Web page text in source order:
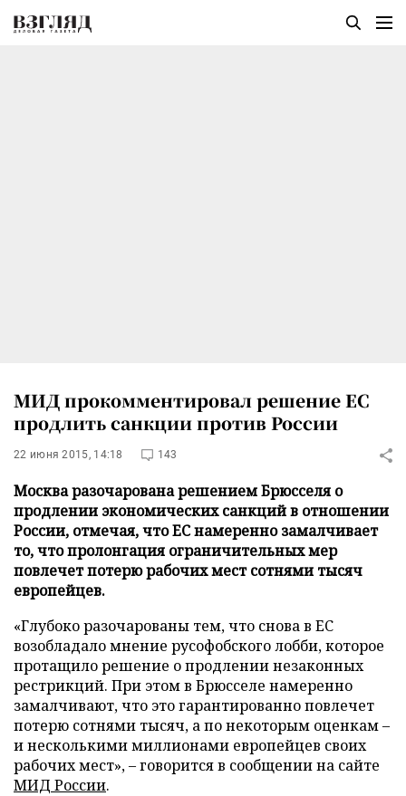
МИД прокомментировал решение ЕС
продлить санкции против России
22 июня 2015, 14:18 143
Москва разочарована решением Брюсселя о
продлении экономических санкций в отношении
России, отмечая, что ЕС намеренно замалчивает
то, что пролонгация ограничительных мер
повлечет потерю рабочих мест сотнями тысяч
европейцев.
«Глубоко разочарованы тем, что снова в ЕС
возобладало мнение русофобского лобби, которое
протащило решение о продлении незаконных
рестрикций. При этом в Брюсселе намеренно
замалчивают, что это гарантированно повлечет
потерю сотнями тысяч, а по некоторым оценкам –
и несколькими миллионами европейцев своих
рабочих мест», – говорится в сообщении на сайте
МИД России.